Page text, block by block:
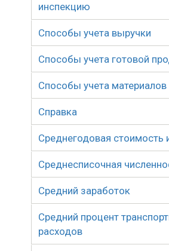
инспекцию
Способы учета выручки
Способы учета готовой
Способы учета материалов
Справка
Среднегодовая стоимость
Среднесписочная
Средний заработок
Средний процент
расходов